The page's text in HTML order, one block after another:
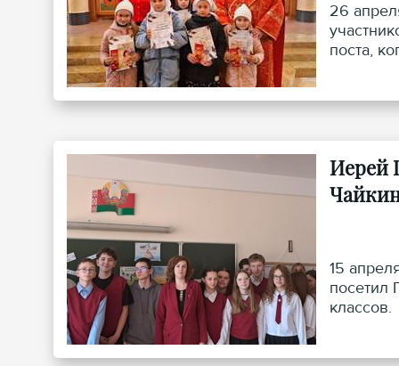
26
поста,
Иерей
15
посетил
классов.